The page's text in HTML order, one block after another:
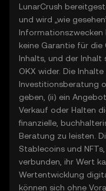
LunarCrush
und wird „wie
keine Garantie für
Inhalts, und der
OKX wider. Die
Investitionsberatung
geben, (ii) ein
Verkauf oder Halten
finanzielle,
Beratung zu leisten.
Stablecoins und
verbunden, ihr Wert
Wertentwicklung
können sich ohne